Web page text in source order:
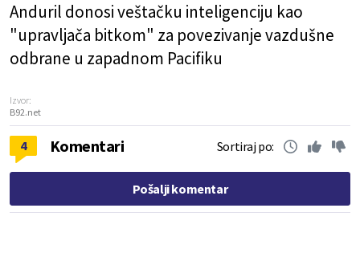
Anduril donosi veštačku inteligenciju kao
"upravljača bitkom" za povezivanje vazdušne
odbrane u zapadnom Pacifiku
Izvor:
B92.net
4 Komentari Sortiraj po:
Pošalji komentar